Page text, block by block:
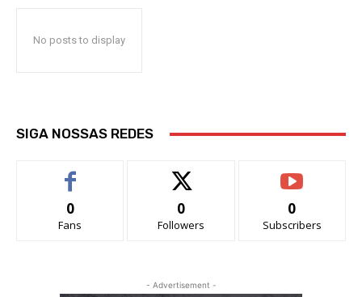
No posts to display
SIGA NOSSAS REDES
0
Fans
0
Followers
0
Subscribers
- Advertisement -